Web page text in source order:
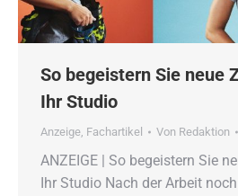
So begeistern Sie neue
Ihr Studio
Anzeige, Fachartikel Von Redaktion
ANZEIGE | So begeistern Sie
Ihr Studio Nach der Arbeit